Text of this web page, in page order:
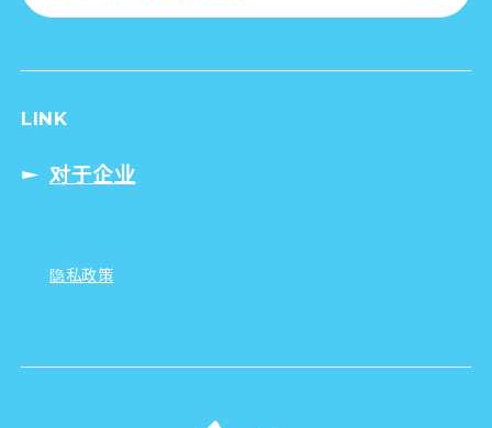
LINK
对于企业
隐私政策